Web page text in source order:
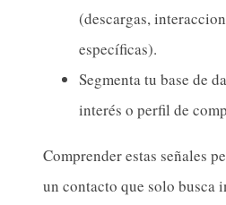
(descargas,
específicas).
Segmenta tu base de
interés o perfil de
Comprender estas señales
un contacto que solo busca